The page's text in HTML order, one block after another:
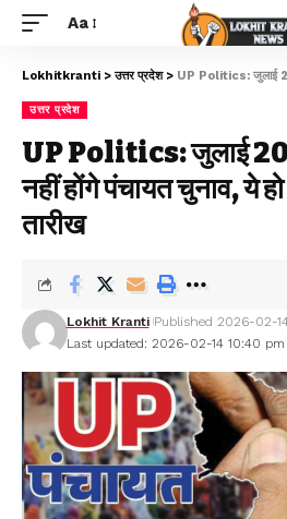
Aa
Lokhitkranti >उत्तर प्रदेश> UP Politics: जुलाई 2026 से पहले
उत्तर प्रदेश
UP Politics: जुलाई
नहीं होंगे पंचायत चुनाव, ये
तारीख
Last updated: 2026-02-14 10:40 pm
Lokhit Kranti Published 2026-02-